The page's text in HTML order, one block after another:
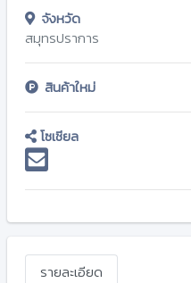
จังหวัด
สมุทรปราการ
สินค้าใหม่
โซเชียล
รายละเอียด